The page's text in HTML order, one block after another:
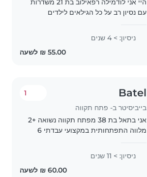
עם נסיון רב על כל הגילאים לילדים
ניסיון: > 4 שנים
Batel
בייביסיטר ב- פתח תקווה
1
אני בתאל בת 38 מפתח תקווה נשואה +2
מלווה התפתחותית במקצועי עבדתי 6
טיפלתי בתינוקות אצל משפחות באופן
ניסיון: > 11 שנים